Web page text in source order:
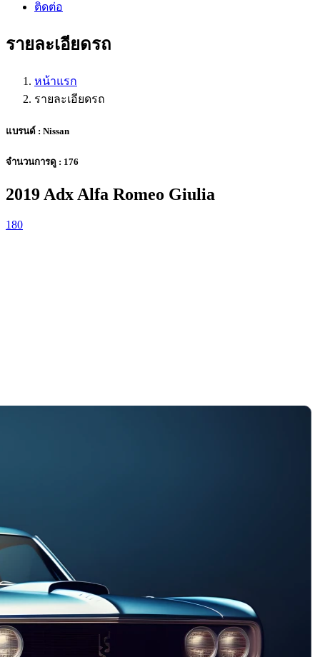
ติดต่อ
รายละเอียดรถ
หน้าแรก
รายละเอียดรถ
แบรนด์ : Nissan
จำนวนการดู : 176
2019 Adx Alfa Romeo Giulia
180